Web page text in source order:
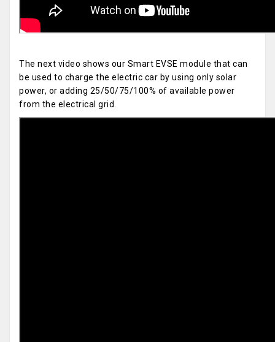
The next video shows our Smart EVSE module that can
be used to charge the electric car by using only solar
power, or adding 25/50/75/100% of available power
from the electrical grid.